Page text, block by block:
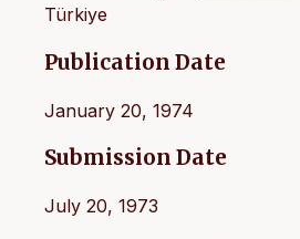
Türkiye
Publication Date
January 20, 1974
Submission Date
July 20, 1973